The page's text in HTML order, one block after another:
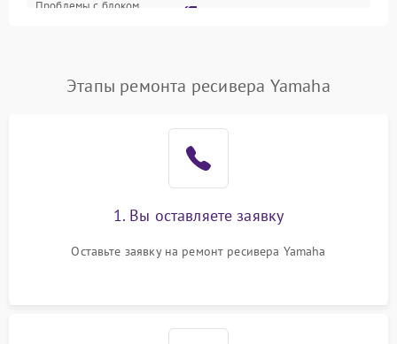
Проблемы с блоком
Этапы ремонта ресивера Yamaha
1. Вы оставляете заявку
Оставьте заявку на ремонт ресивера Yamaha